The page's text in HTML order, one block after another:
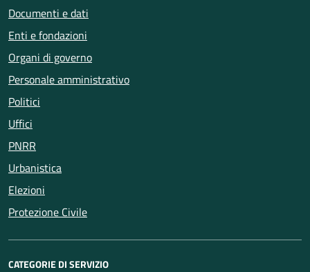
Documenti e dati
Enti e fondazioni
Organi di governo
Personale amministrativo
Politici
Uffici
PNRR
Urbanistica
Elezioni
Protezione Civile
CATEGORIE DI SERVIZIO